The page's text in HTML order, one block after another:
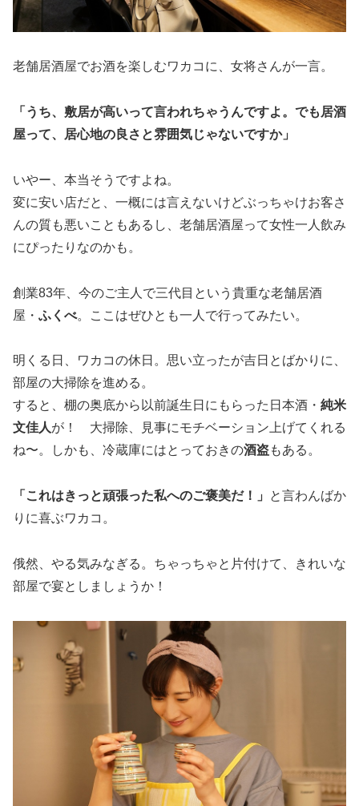
老舗居酒屋でお酒を楽しむワカコに、女将さんが一言。
「うち、敷居が高いって言われちゃうんですよ。でも居酒
屋って、居心地の良さと雰囲気じゃないですか」
いやー、本当そうですよね。
変に安い店だと、一概には言えないけどぶっちゃけお客さ
んの質も悪いこともあるし、老舗居酒屋って女性一人飲み
にぴったりなのかも。
創業83年、今のご主人で三代目という貴重な老舗居酒
屋・ ふくべ。ここはぜひとも一人で行ってみたい。
明くる日、ワカコの休日。思い立ったが吉日とばかりに、
部屋の大掃除を進める。
すると、棚の奥底から以前誕生日にもらった日本酒・ 純米
文佳人が！ 大掃除、見事にモチベーション上げてくれる
ね〜。しかも、冷蔵庫にはとっておきの酒盗もある。
「これはきっと頑張った私へのご褒美だ！」
と言わんばか
りに喜ぶワカコ。
俄然、やる気みなぎる。ちゃっちゃと片付けて、きれいな
部屋で宴としましょうか！